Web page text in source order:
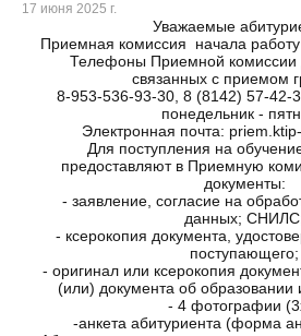
17 июня 2025 г.
Уважаемые
Приемная комиссия начала
Телефоны Приемной
связанных с приемом
8-953-536-93-30, 8 (8142) 57-42-
понедельник -
Электронная почта:
Для поступления на
предоставляют в Приемную
документы:
- заявление, согласие на
данных;
- ксерокопия документа,
поступающего;
- оригинал или ксерокопия
(или) документа об образовании
- 4 фотографии
-анкета абитуриента (форма